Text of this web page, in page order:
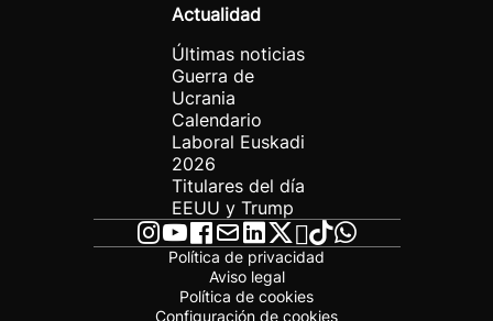
Actualidad
Últimas noticias
Guerra de
Ucrania
Calendario
Laboral Euskadi
2026
Titulares del día
EEUU y Trump
Política de privacidad
Aviso legal
Política de cookies
Configuración de cookies